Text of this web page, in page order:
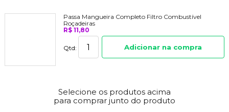
Passa Mangueira Completo Filtro Combustível
Roçadeiras
R$ 11,80
Qtd: Adicionar na compra
Selecione os produtos acima
para comprar junto do produto